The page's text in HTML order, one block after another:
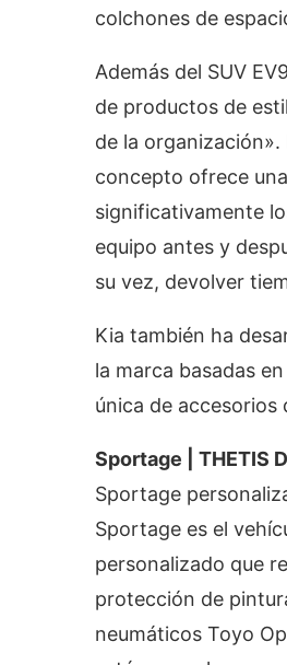
colchones de
Además del SUV
de productos de
de la
concepto ofrece
significativamente
equipo antes y
su vez, devolver
Kia también ha
la marca basadas
única de accesorios
Sportage | THETIS
Sportage
Sportage es el
personalizado que
protección de
neumáticos Toyo